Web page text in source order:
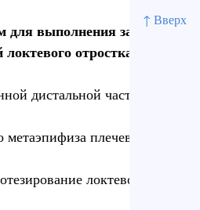
↑ Вверх
выполнения заднего
отростка
дистальной части
плечевой
локтевого